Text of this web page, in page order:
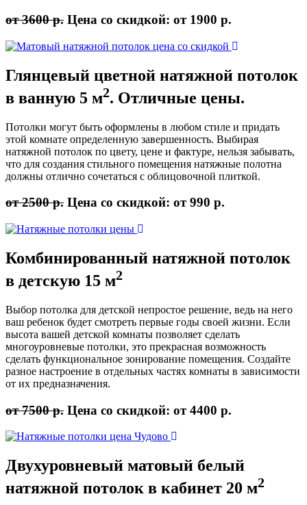
от 3600 р. Цена со скидкой: от 1900 р.
Глянцевый цветной натяжной потолок
в ванную 5 м2. Отличные цены.
Потолки могут быть оформлены в любом стиле и придать
этой комнате определенную завершенность. Выбирая
натяжной потолок по цвету, цене и фактуре, нельзя забывать,
что для создания стильного помещения натяжные полотна
должны отлично сочетаться с облицовочной плиткой.
от 2500 р. Цена со скидкой: от 990 р.
Комбинированный натяжной потолок
в детскую 15 м2
Выбор потолка для детской непростое решение, ведь на него
ваш ребенок будет смотреть первые годы своей жизни. Если
высота вашей детской комнаты позволяет сделать
многоуровневые потолки, это прекрасная возможность
сделать функциональное зонирование помещения. Создайте
разное настроение в отдельных частях комнаты в зависимости
от их предназначения.
от 7500 р. Цена со скидкой: от 4400 р.
Двухуровневый матовый белый
натяжной потолок в кабинет 20 м2